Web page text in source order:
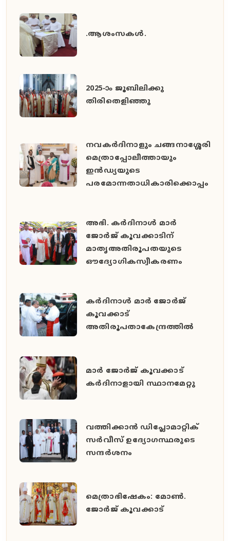
.ആശംസകൾ.
2025-ാം ജൂബിലിക്കു
തിരിതെളിഞ്ഞു
നവകർദിനാളും ചങ്ങനാശ്ശേരി
മെത്രാപ്പോലീത്തായും
ഇൻഡ്യയുടെ
പരമോന്നതാധികാരിക്കൊപ്പം
അഭി. കർദിനാൾ മാർ
ജോർജ് കൂവക്കാടിന്
മാതൃഅതിരൂപതയുടെ
ഔദ്യോഗികസ്വീകരണം
കർദിനാൾ മാർ ജോർജ്
കൂവക്കാട്
അതിരൂപതാകേന്ദ്രത്തിൽ
മാർ ജോർജ് കൂവക്കാട്
കർദിനാളായി സ്ഥാനമേറ്റു
വത്തിക്കാൻ ഡിപ്ലോമാറ്റിക്
സർവീസ് ഉദ്യോഗസ്ഥരുടെ
സന്ദർശനം
മെത്രാഭിഷേകം: മോൺ.
ജോർജ് കൂവക്കാട്